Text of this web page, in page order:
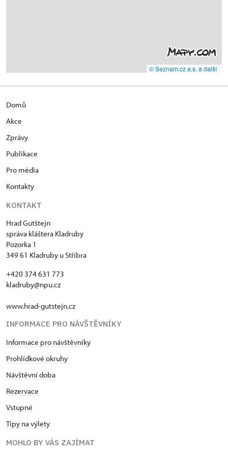
© Seznam.cz a.s. a další
Domů
Akce
Zprávy
Publikace
Pro média
Kontakty
KONTAKT
Hrad Gutštejn
správa kláštera Kladruby
Pozorka 1
349 61 Kladruby u Stříbra
+420 374 631 773
kladruby@npu.cz
www.hrad-gutstejn.cz
INFORMACE PRO NÁVŠTĚVNÍKY
Informace pro návštěvníky
Prohlídkové okruhy
Návštěvní doba
Rezervace
Vstupné
Tipy na výlety
MOHLO BY VÁS ZAJÍMAT